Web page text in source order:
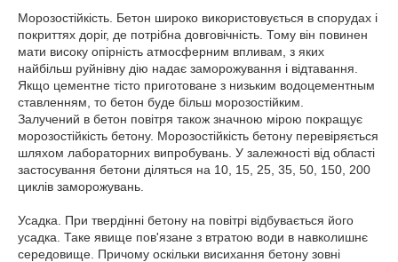
Морозостійкість. Бетон широко використовується в спорудах і
покриттях доріг, де потрібна довговічність. Тому він повинен
мати високу опірність атмосферним впливам, з яких
найбільш руйнівну дію надає заморожування і відтавання.
Якщо цементне тісто приготоване з низьким водоцементным
ставленням, то бетон буде більш морозостійким.
Залучений в бетон повітря також значною мірою покращує
морозостійкість бетону. Морозостійкість бетону перевіряється
шляхом лабораторних випробувань. У залежності від області
застосування бетони діляться на 10, 15, 25, 35, 50, 150, 200
циклів заморожувань.
Усадка. При твердінні бетону на повітрі відбувається його
усадка. Таке явище пов'язане з втратою води в навколишнє
середовище. Причому оскільки висихання бетону зовні